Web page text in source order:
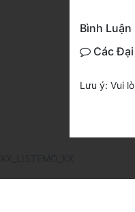
Bình Luận
Các
Lưu ý: Vui